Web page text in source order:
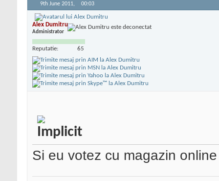
9th June 2011, 00:03
Alex Dumitru
Administrator
Reputatie: 65
Si eu votez cu magazin